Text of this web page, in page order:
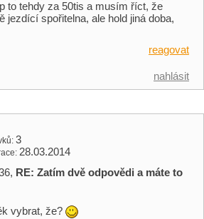
to tehdy za 50tis a musím říct, že
jezdící spořitelna, ale hold jiná doba,
reagovat
nahlásit
3
28.03.2014
RE: Zatím dvě odpovědi a máte to
vybrat, že?